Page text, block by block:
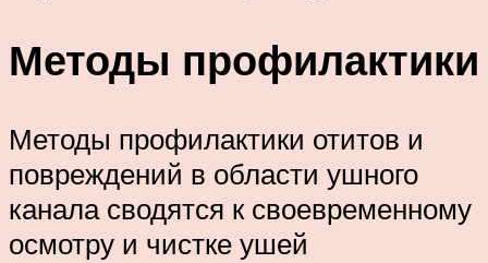
Методы профилактики
Методы профилактики отитов и
повреждений в области ушного
канала сводятся к своевременному
осмотру и чистке ушей